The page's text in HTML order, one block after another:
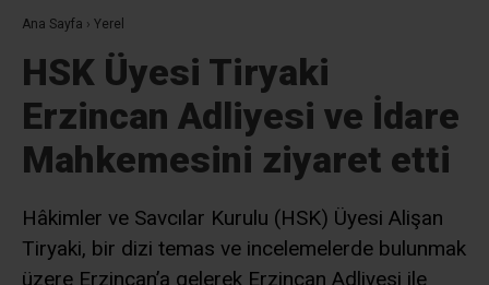
Ana Sayfa › Yerel
HSK Üyesi Tiryaki
Erzincan Adliyesi ve İdare
Mahkemesini ziyaret etti
Hâkimler ve Savcılar Kurulu (HSK) Üyesi Alişan
Tiryaki, bir dizi temas ve incelemelerde bulunmak
üzere Erzincan’a gelerek Erzincan Adliyesi ile